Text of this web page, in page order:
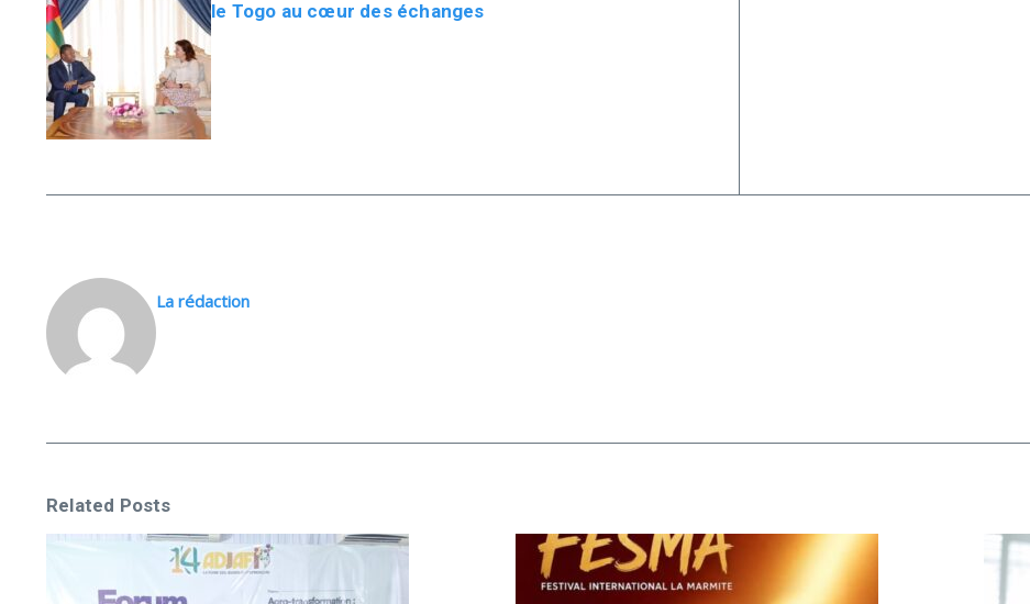
le Togo au cœur des échanges
La rédaction
Related Posts